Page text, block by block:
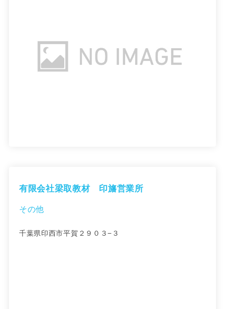
有限会社梁取教材 印旛営業所
その他
千葉県印西市平賀２９０３−３